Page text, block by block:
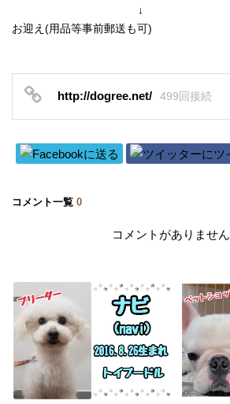
↓
お迎え(用品等事前郵送も可)
http://dogree.net/ 499回接続
コメント一覧 0
コメントがありません